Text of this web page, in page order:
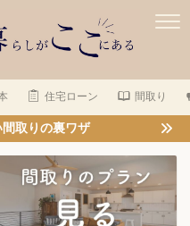
住宅ローン 間取り
間取りの裏ワザ